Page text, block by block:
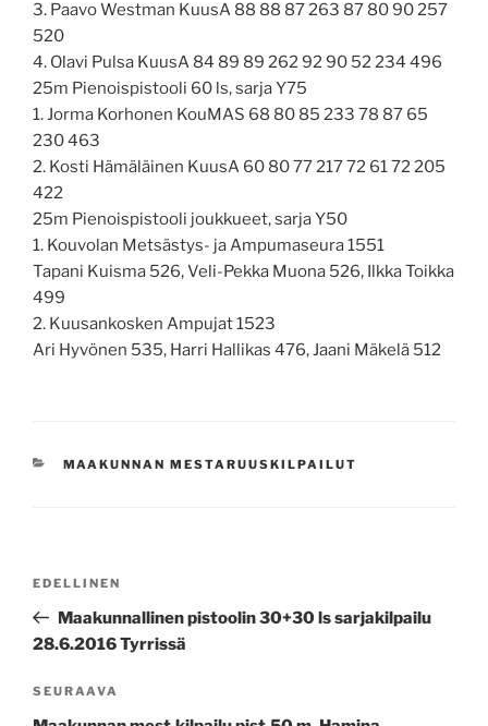
3. Paavo Westman KuusA 88 88 87 263 87 80 90 257
520
4. Olavi Pulsa KuusA 84 89 89 262 92 90 52 234 496
25m Pienoispistooli 60 ls, sarja Y75
1. Jorma Korhonen KouMAS 68 80 85 233 78 87 65
230 463
2. Kosti Hämäläinen KuusA 60 80 77 217 72 61 72 205
422
25m Pienoispistooli joukkueet, sarja Y50
1. Kouvolan Metsästys- ja Ampumaseura 1551
Tapani Kuisma 526, Veli-Pekka Muona 526, Ilkka Toikka
499
2. Kuusankosken Ampujat 1523
Ari Hyvönen 535, Harri Hallikas 476, Jaani Mäkelä 512
KATEGORIAT
MAAKUNNAN MESTARUUSKILPAILUT
Edellinen
artikkeli
EDELLINEN
Maakunnallinen pistoolin 30+30 ls sarjakilpailu
28.6.2016 Tyrrissä
Seuraava
artikkeli
SEURAAVA